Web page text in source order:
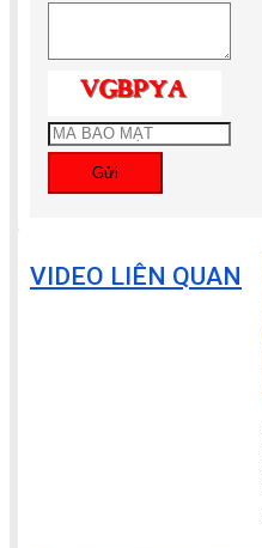
Gửi
VIDEO LIÊN QUAN